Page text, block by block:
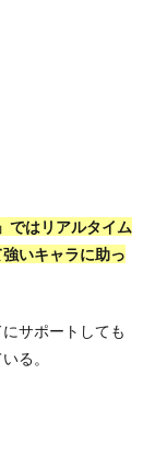
ではリアルタイム
いキャラに助っ
サポートしても
る。